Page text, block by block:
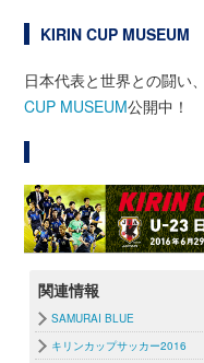
KIRIN CUP MUSEUM
日本代表と世界との闘い
CUP MUSEUM公開中！
関連情報
SAMURAI BLUE
キリンカップサッカー2016